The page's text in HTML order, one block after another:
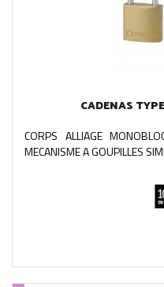
CADENAS
CORPS ALLIAGE
MECANISME A GOUPILLES